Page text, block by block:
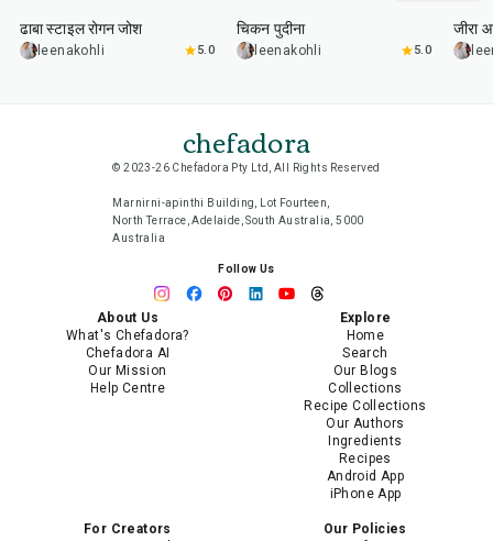
ढाबा स्टाइल रोगन जोश
leenakohli 5.0
चिकन पुदीना
leenakohli 5.0
जीरा
chefadora
© 2023-26 Chefadora Pty Ltd, All Rights Reserved
Marnirni-apinthi Building, Lot Fourteen,
North Terrace, Adelaide, South Australia, 5000
Australia
Follow Us
About Us
What's Chefadora?
Chefadora AI
Our Mission
Help Centre
Explore
Home
Search
Our Blogs
Collections
Recipe Collections
Our Authors
Ingredients
Recipes
Android App
iPhone App
For Creators
Our Policies